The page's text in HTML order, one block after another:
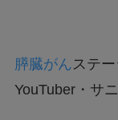
膵臓がんステ
YouTuber・サ